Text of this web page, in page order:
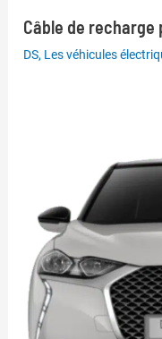
Câble de recharge
DS, Les véhicules